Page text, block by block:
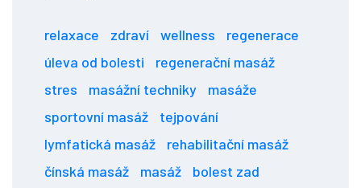
relaxace zdraví wellness
regenerace
úleva od bolesti
regenerační masáž
stres
masážní techniky
masáže
sportovní masáž
tejpování
lymfatická masáž
rehabilitační masáž
čínská masáž
masáž
bolest zad